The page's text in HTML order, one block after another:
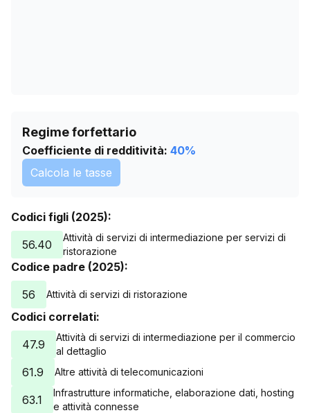
Regime forfettario
Coefficiente di redditività: 40%
Calcola le tasse
Codici figli (2025):
56.40
Attività di servizi di intermediazione per servizi di
ristorazione
Codice padre (2025):
56
Attività di servizi di ristorazione
Codici correlati:
47.9
Attività di servizi di intermediazione per il commercio
al dettaglio
61.9 Altre attività di telecomunicazioni
63.1
Infrastrutture informatiche, elaborazione dati, hosting
e attività connesse